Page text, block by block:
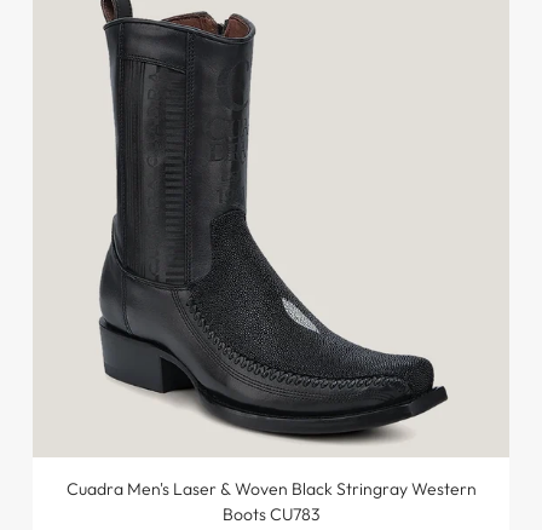
Cuadra Men's Laser & Woven Black Stringray Western
Boots CU783